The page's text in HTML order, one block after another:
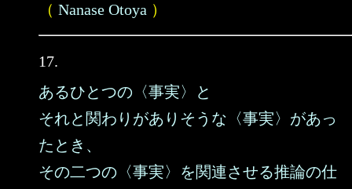
（ Nanase Otoya ）
17.
あるひとつの〈事実〉と
それと関わりがありそうな〈事実〉があっ
たとき、
その二つの〈事実〉を関連させる推論の仕